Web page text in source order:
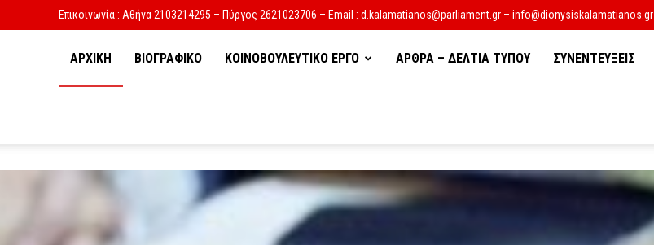
Επικοινωνία : Αθήνα 2103214295 – Πύργος 2621023706 – Email : d.kalamatianos@parliament.gr – info@dionysiskalamatianos.gr
ΑΡΧΙΚΗ ΒΙΟΓΡΑΦΙΚΟ ΚΟΙΝΟΒΟΥΛΕΥΤΙΚΟ ΕΡΓΟ ΑΡΘΡΑ – ΔΕΛΤΙΑ ΤΥΠΟΥ ΣΥΝΕΝΤΕΥΞΕΙΣ